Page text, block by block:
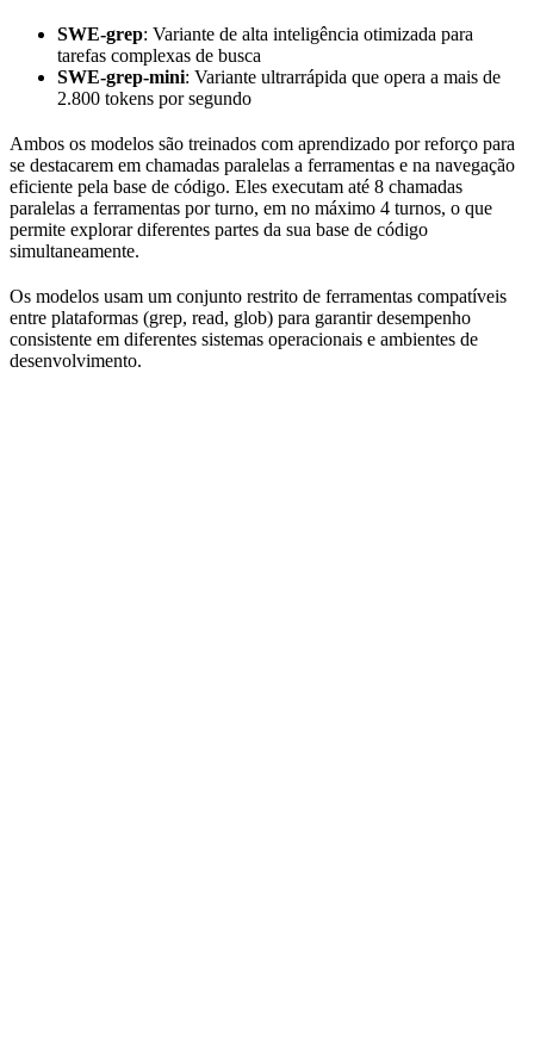
SWE-grep: Variante de alta inteligência otimizada para
tarefas complexas de busca
SWE-grep-mini: Variante ultrarrápida que opera a mais de
2.800 tokens por segundo
Ambos os modelos são treinados com aprendizado por reforço para
se destacarem em chamadas paralelas a ferramentas e na navegação
eficiente pela base de código. Eles executam até 8 chamadas
paralelas a ferramentas por turno, em no máximo 4 turnos, o que
permite explorar diferentes partes da sua base de código
simultaneamente.
Os modelos usam um conjunto restrito de ferramentas compatíveis
entre plataformas (grep, read, glob) para garantir desempenho
consistente em diferentes sistemas operacionais e ambientes de
desenvolvimento.